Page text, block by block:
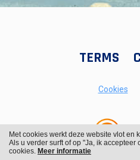
TERMS
Cookies
Met cookies werkt deze website vlot en
Als u verder surft of op "Ja, ik
cookies. Meer informatie